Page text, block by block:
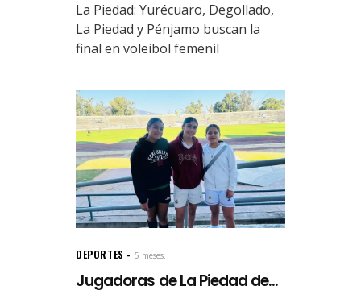
La Piedad: Yurécuaro, Degollado,
La Piedad y Pénjamo buscan la
final en voleibol femenil
DEPORTES 5 meses.
Jugadoras de La Piedad de...